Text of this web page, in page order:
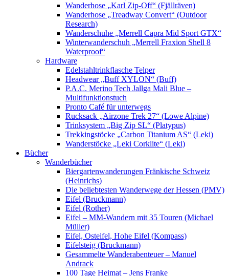
Wanderhose „Karl Zip-Off“ (Fjällräven)
Wanderhose „Treadway Convert“ (Outdoor
Research)
Wanderschuhe „Merrell Capra Mid Sport GTX“
Winterwanderschuh „Merrell Fraxion Shell 8
Waterproof“
Hardware
Edelstahltrinkflasche Telper
Headwear „Buff XYLON“ (Buff)
P.A.C. Merino Tech Jallga Mali Blue –
Multifunktionstuch
Pronto Café für unterwegs
Rucksack „Airzone Trek 27“ (Lowe Alpine)
Trinksystem „Big Zip SL“ (Platypus)
Trekkingstöcke „Carbon Titanium AS“ (Leki)
Wanderstöcke „Leki Corklite“ (Leki)
Bücher
Wanderbücher
Biergartenwanderungen Fränkische Schweiz
(Heinrichs)
Die beliebtesten Wanderwege der Hessen (PMV)
Eifel (Bruckmann)
Eifel (Rother)
Eifel – MM-Wandern mit 35 Touren (Michael
Müller)
Eifel, Osteifel, Hohe Eifel (Kompass)
Eifelsteig (Bruckmann)
Gesammelte Wanderabenteuer – Manuel
Andrack
100 Tage Heimat – Jens Franke